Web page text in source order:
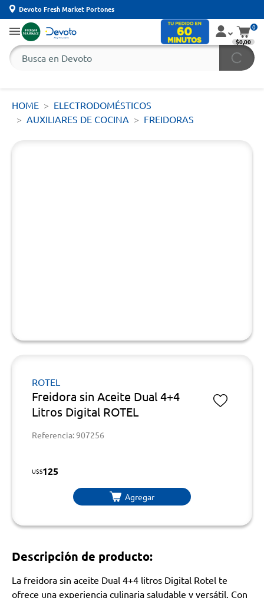
Devoto Fresh Market Portones
0
$0,00
HOME
ELECTRODOMÉSTICOS
AUXILIARES DE COCINA
FREIDORAS
ROTEL
Freidora sin Aceite Dual 4+4
Litros Digital ROTEL
Referencia: 907256
U$S125
Agregar
Descripción de producto:
La freidora sin aceite Dual 4+4 litros Digital Rotel te
ofrece una experiencia culinaria saludable y versátil. Con